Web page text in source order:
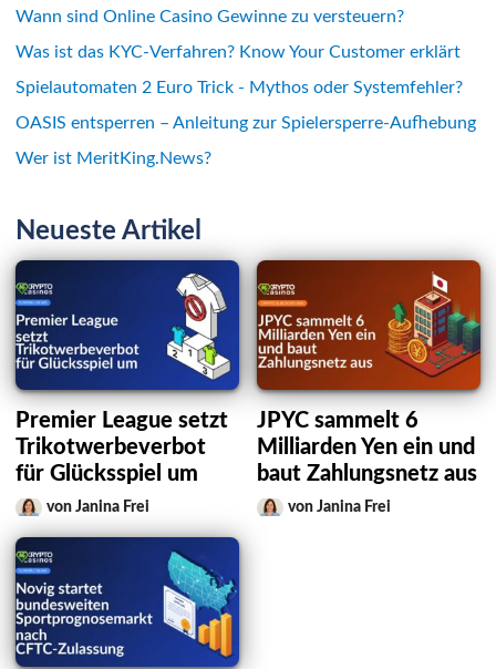
Wann sind Online Casino Gewinne zu versteuern?
Was ist das KYC-Verfahren? Know Your Customer erklärt
Spielautomaten 2 Euro Trick - Mythos oder Systemfehler?
OASIS entsperren – Anleitung zur Spielersperre-Aufhebung
Wer ist MeritKing.News?
Neueste Artikel
Premier League setzt
Trikotwerbeverbot
für Glücksspiel um
von Janina Frei
JPYC sammelt 6
Milliarden Yen ein und
baut Zahlungsnetz aus
von Janina Frei